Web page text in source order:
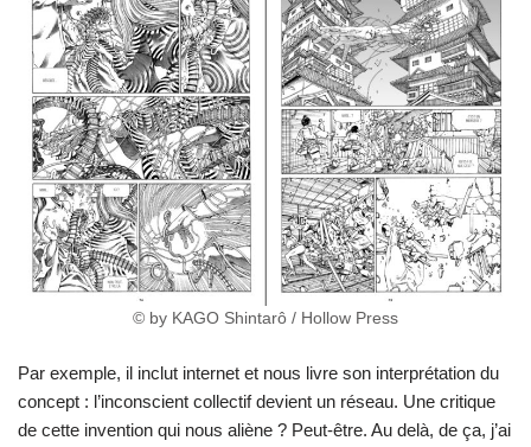
© by KAGO Shintarô / Hollow Press
Par exemple, il inclut internet et nous livre son interprétation du
concept : l’inconscient collectif devient un réseau. Une critique
de cette invention qui nous aliène ? Peut-être. Au delà, de ça, j’ai